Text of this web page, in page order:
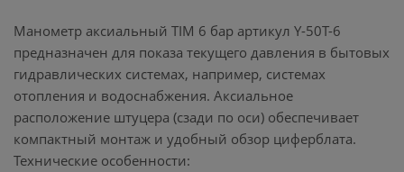
Манометр аксиальный TIM 6 бар артикул Y-50T-6
предназначен для показа текущего давления в бытовых
гидравлических системах, например, системах
отопления и водоснабжения. Аксиальное
расположение штуцера (сзади по оси) обеспечивает
компактный монтаж и удобный обзор циферблата.
Технические особенности: